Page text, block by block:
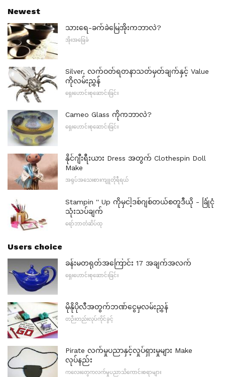
Newest
သားရေ-ခက်ခဲမြေအိုးကဘာလဲ?
အိုးအခြေခံ
Silver, လက်ဝတ်ရတနာသတ်မှတ်ချက်နှင့် Value
ကိုလမ်းညွှန်
ရှေးဟောင်းစုဆောင်းခြင်း
Cameo Glass ကိုကဘာလဲ?
ရှေးဟောင်းစုဆောင်းခြင်း
နိုင်ဂျီးရီးယား Dress အတွက် Clothespin Doll
Make
အရုပ်အသေးစားကျူတိုရီရယ်
Stampin '' Up ကိုမှငါ့ဒစ်ဂျစ်တယ်စတူဒီယို - ခြုံငုံ
သုံးသပ်ချက်
ရော်ဘာတံဆိပ်ထု
Users choice
ခန်းမတရုတ်အကြောင်း 17 အချက်အလက်
ရှေးဟောင်းစုဆောင်းခြင်း
မိုနိုပိုလီအတွက်ဘဏ်ငွေမှလမ်းညွှန်
တဉီးတည်းလုပ်ကိုင်ခွင့်
Pirate လက်မှုပညာနှင့်လှုပ်ရှားမှုများ Make
လုပ်နည်း
ကလေးတွေကလက်မှုပညာသိကောင်းစရာများ